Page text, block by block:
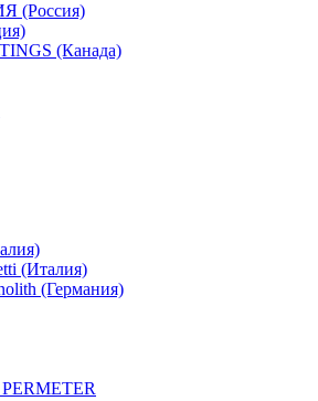
(Россия)
(Канада)
(Италия)
(Германия)